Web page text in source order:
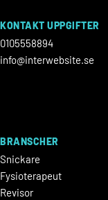
KONTAKT UPPGIFTER
0105558894
info@interwebsite.se
BRANSCHER
Snickare
Fysioterapeut
Revisor